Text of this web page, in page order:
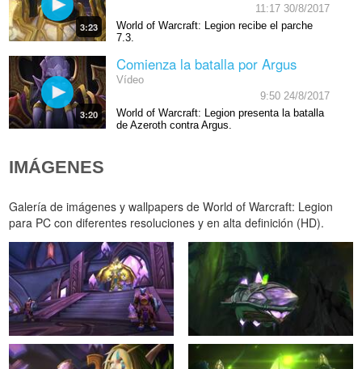
3:23
11:17 30/8/2017
World of Warcraft: Legion recibe el parche
7.3.
3:20
Comienza la batalla por Argus
Vídeo
9:50 24/8/2017
World of Warcraft: Legion presenta la batalla
de Azeroth contra Argus.
IMÁGENES
Galería de imágenes y wallpapers de World of Warcraft: Legion
para PC con diferentes resoluciones y en alta definición (HD).